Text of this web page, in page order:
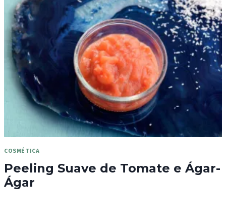
COSMÉTICA
Peeling Suave de Tomate e Ágar-
Ágar